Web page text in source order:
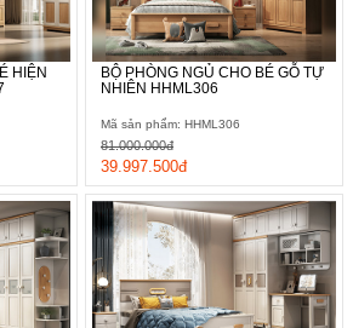
HIỆN
BỘ PHÒNG NGỦ CHO BÉ GỖ TỰ
NHIÊN HHML306
Mã sản phẩm: HHML306
39.997.500đ
81.000.000đ